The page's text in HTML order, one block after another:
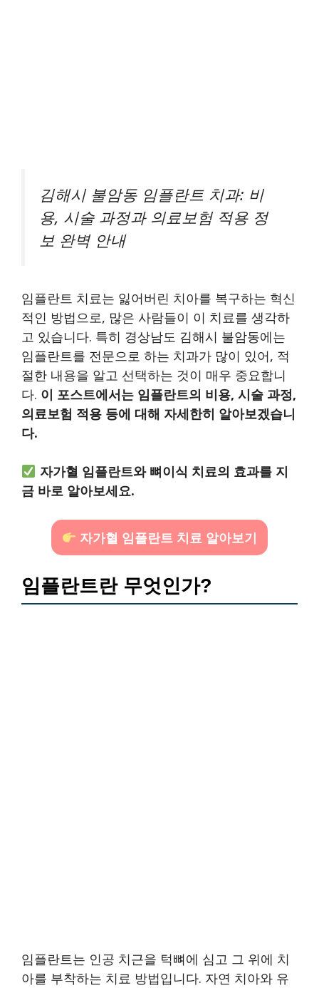
김해시 불암동 임플란트 치과: 비
용, 시술 과정과 의료보험 적용 정
보 완벽 안내
임플란트 치료는 잃어버린 치아를 복구하는 혁신
적인 방법으로, 많은 사람들이 이 치료를 생각하
고 있습니다. 특히 경상남도 김해시 불암동에는
임플란트를 전문으로 하는 치과가 많이 있어, 적
절한 내용을 알고 선택하는 것이 매우 중요합니
다. 이 포스트에서는 임플란트의 비용, 시술 과정,
의료보험 적용 등에 대해 자세한히 알아보겠습니
다.
자가혈 임플란트와 뼈이식 치료의 효과를 지
금 바로 알아보세요.
자가혈 임플란트 치료 알아보기
임플란트란 무엇인가?
임플란트는 인공 치근을 턱뼈에 심고 그 위에 치
아를 부착하는 치료 방법입니다. 자연 치아와 유